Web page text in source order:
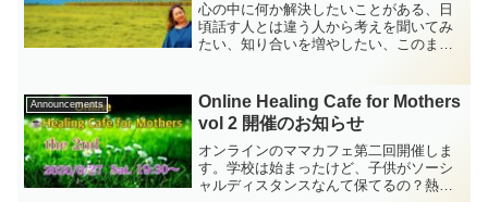
心の中に何か解決したいことがある、日
頃話す人とは違う人から考えを聞いてみ
たい、知り合いを増やしたい、このまま
十年も行動せず、同じところをぐるぐる
まわっています。それはな...
Announcements
Online Healing Cafe for Mothers
vol 2 開催のお知らせ
オンラインのママカフェ第二回開催しま
す。学校は始まったけど、子供がソーシ
ャルディスタンスなんて保てるの？熱中